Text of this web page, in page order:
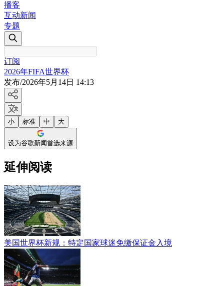
播客
互动新闻
专题
订阅
2026年FIFA世界杯
发布/2026年5月14日 14:13
小 标准 中 大
设为谷歌新闻首选来源
延伸阅读
美国世界杯新规：特定国家球迷免缴保证金入境